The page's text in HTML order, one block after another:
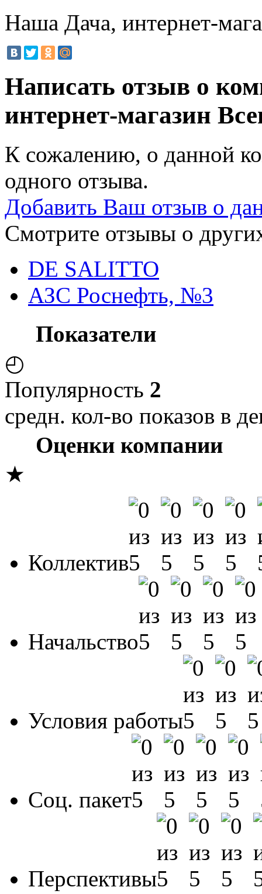
Наша Дача, интернет-
Написать отзыв о
интернет-магазин
К сожалению, о данной
одного отзыва.
Добавить Ваш отзыв о
Смотрите отзывы о
DE SALITTO
АЗС Роснефть, №3
Показатели
◴
Популярность 2
средн. кол-во показов в
Оценки компании
★
Коллектив
Начальство
Условия работы
Соц. пакет
Перспективы